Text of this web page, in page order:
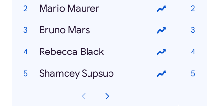
Mario Maurer
Bruno Mars
Rebecca Black
Shamcey Supsup